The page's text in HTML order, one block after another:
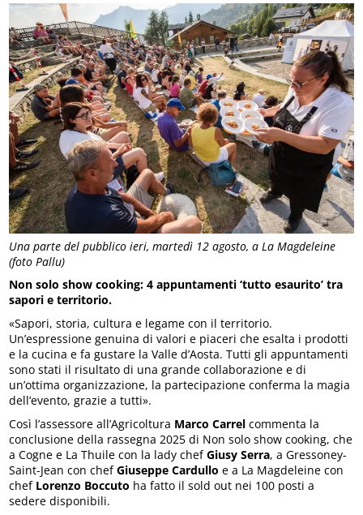
Una parte del pubblico ieri, martedì 12 agosto, a La Magdeleine
(foto Pallu)
Non solo show cooking: 4 appuntamenti ‘tutto esaurito’ tra
sapori e territorio.
«Sapori, storia, cultura e legame con il territorio.
Un’espressione genuina di valori e piaceri che esalta i prodotti
e la cucina e fa gustare la Valle d’Aosta. Tutti gli appuntamenti
sono stati il risultato di una grande collaborazione e di
un’ottima organizzazione, la partecipazione conferma la magia
dell’evento, grazie a tutti».
Così l’assessore all’Agricoltura Marco Carrel commenta la
conclusione della rassegna 2025 di Non solo show cooking, che
a Cogne e La Thuile con la lady chefGiusy Serra, a Gressoney-
Saint-Jean con chefGiuseppe Cardullo e a La Magdeleine con
chef Lorenzo Boccuto ha fatto il sold out nei 100 posti a
sedere disponibili.